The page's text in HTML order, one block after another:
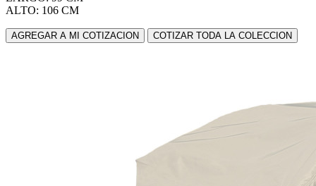
ALTO: 106 CM
AGREGAR A MI COTIZACION COTIZAR TODA LA COLECCION